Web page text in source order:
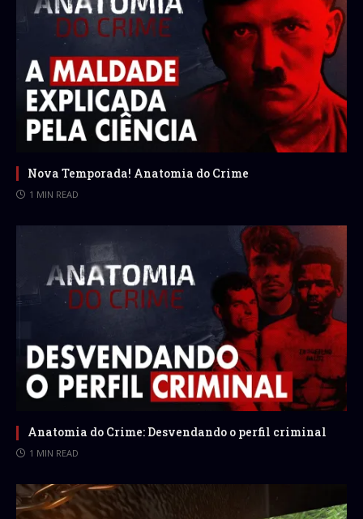
Nova Temporada! Anatomia do Crime
1 MIN READ
Anatomia do Crime: Desvendando o perfil criminal
1 MIN READ